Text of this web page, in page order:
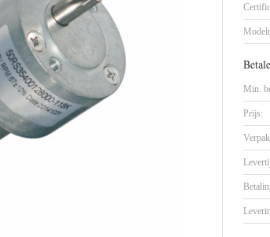
Min.
Prijs: